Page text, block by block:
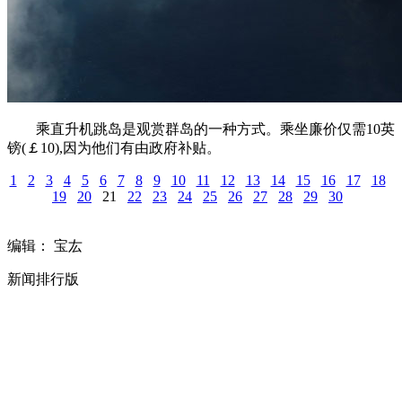
乘直升机跳岛是观赏群岛的一种方式。乘坐廉价仅需10英
镑(￡10),因为他们有由政府补贴。
1 2 3 4 5 6 7 8 9 10 11 12 13 14 15 16 17
18
19
20 21 22 23 24 25 26 27 28 29 30
编辑： 宝厷
新闻排行版